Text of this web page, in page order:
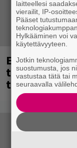
Eppu
tänään –
täältä
laitteellesi
vierailit, IP-
Pääset
Hylkääminen voi
käytettävyyteen.
Jotkin
suostumusta, jos
vastustaa tätä tai
seuraavalla